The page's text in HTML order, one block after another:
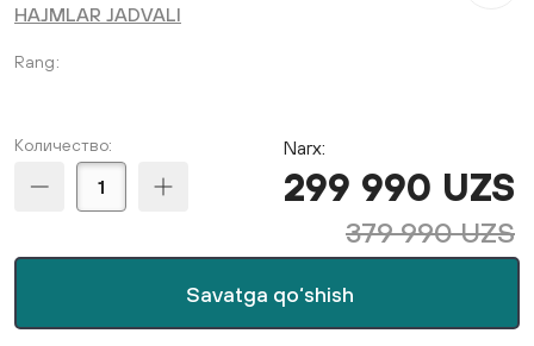
HAJMLAR JADVALI
Rang
Количество:
Savatga qo‘shish
Narx:
299 990 UZS
379 990 UZS